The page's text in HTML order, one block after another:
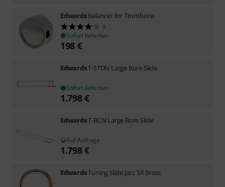
EdwardsBalancer for Trombone
8
Sofort lieferbar
198 €
EdwardsT-STDN Large Bore Slide
Sofort lieferbar
1.798€
EdwardsT-BCN Large Bore Slide
Auf Anfrage
1.798€
EdwardsTuning Slide Jazz SR Brass